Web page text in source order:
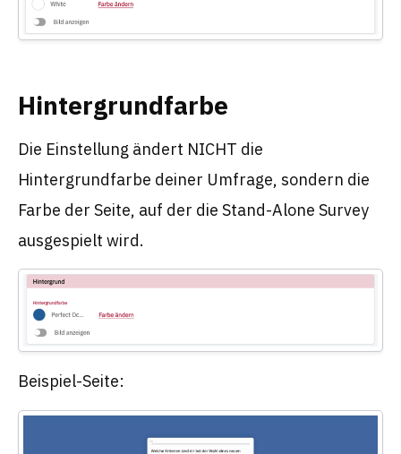
Hintergrundfarbe
Die Einstellung ändert NICHT die
Hintergrundfarbe deiner Umfrage, sondern die
Farbe der Seite, auf der die Stand-Alone Survey
ausgespielt wird.
Beispiel-Seite: